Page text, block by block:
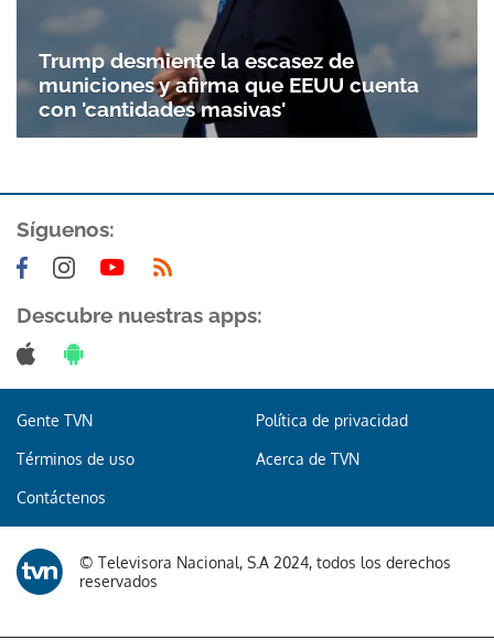
Gracias por suscribirte a nuestro boletín.
Trump desmiente la escasez de
municiones y afirma que EEUU cuenta
con 'cantidades masivas'
Síguenos:
Descubre nuestras apps:
Gente TVN Política de privacidad
Términos de uso Acerca de TVN
Contáctenos
© Televisora Nacional, S.A 2024, todos los derechos
reservados